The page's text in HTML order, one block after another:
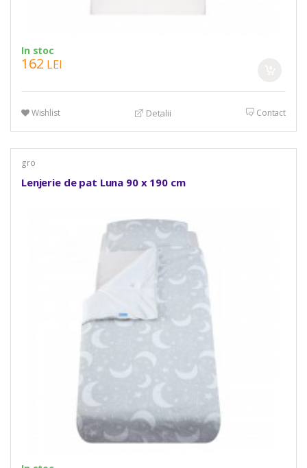
In stoc
162 LEI
Wishlist Detalii Contact
gro
Lenjerie de pat Luna 90 x 190 cm